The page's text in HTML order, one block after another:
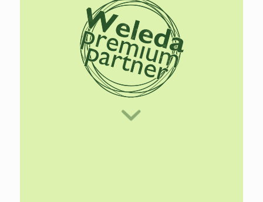
Lees
meer